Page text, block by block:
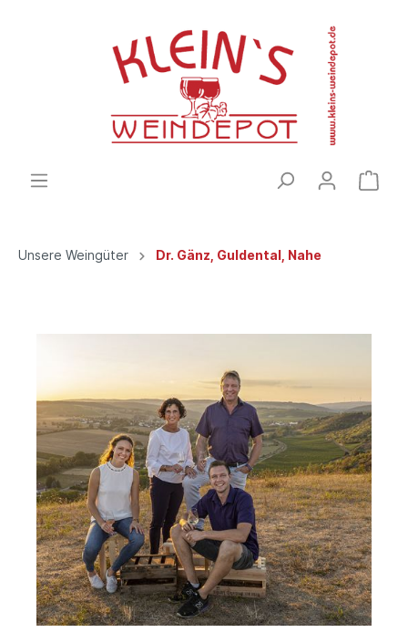
Unsere Weingüter Dr. Gänz, Guldental, Nahe